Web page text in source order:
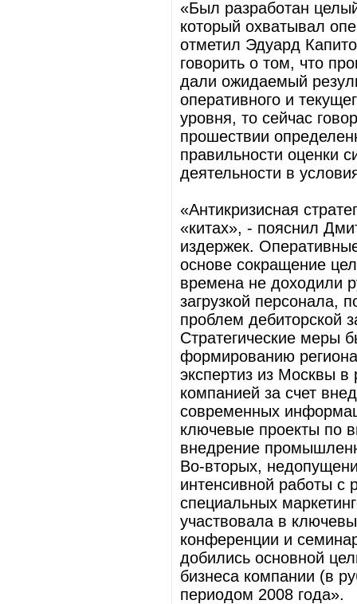
«Был разработан
который охватывал
отметил Эдуард
говорить о том, что
дали ожидаемый
оперативного и
уровня, то сейчас
прошествии
правильности оценки
деятельности в
«Антикризисная
«китах», - пояснил
издержек.
основе сокращение
времена не доходили
загрузкой персонала,
проблем дебиторской
Стратегические меры
формированию
экспертиз из Москвы
компанией за счет
современных
ключевые проекты по
внедрение
Во-вторых,
интенсивной работы
специальных
участвовала в
конференции и
добились основной
бизнеса компании (в
периодом 2008 года».